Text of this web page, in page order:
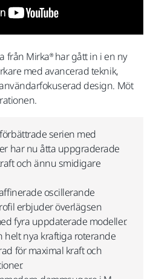
från Mirka® har gått in i en ny
med avancerad teknik,
design. Möt
serien med
har nu åtta uppgraderade
och ännu smidigare
oscillerande
erbjuder överlägsen
fyra uppdaterade modeller.
helt nya kraftiga roterande
för maximal kraft och